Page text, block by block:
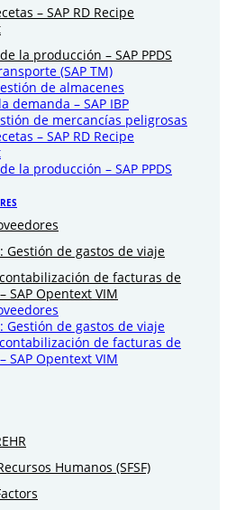
– SAP RD Recipe
la producción – SAP PPDS
(SAP TM)
de almacenes
demanda – SAP IBP
de mercancías peligrosas
– SAP RD Recipe
la producción – SAP PPDS
Gestión de gastos de viaje
de facturas de
SAP Opentext VIM
Gestión de gastos de viaje
de facturas de
SAP Opentext VIM
Humanos (SFSF)